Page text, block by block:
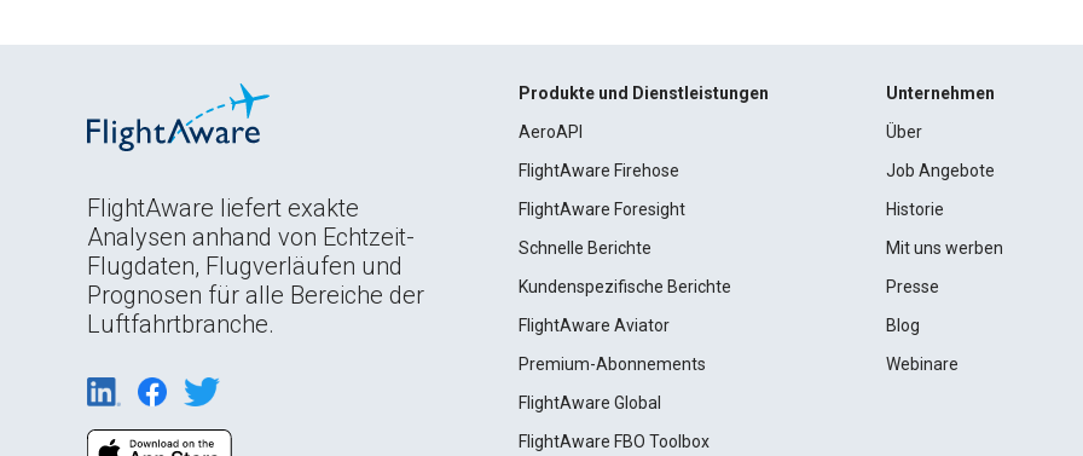
FlightAware liefert exakte
Analysen anhand von Echtzeit-
Flugdaten, Flugverläufen und
Prognosen für alle Bereiche der
Luftfahrtbranche.
Produkte und Dienstleistungen
AeroAPI
FlightAware Firehose
FlightAware Foresight
Schnelle Berichte
Kundenspezifische Berichte
FlightAware Aviator
Premium-Abonnements
FlightAware Global
FlightAware FBO Toolbox
Unternehmen
Über
Job Angebote
Historie
Mit uns werben
Presse
Blog
Webinare